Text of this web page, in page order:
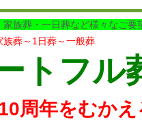
族葬・一日葬など様々なご
葬～1日葬～一般葬
トフル
周年をむかえ